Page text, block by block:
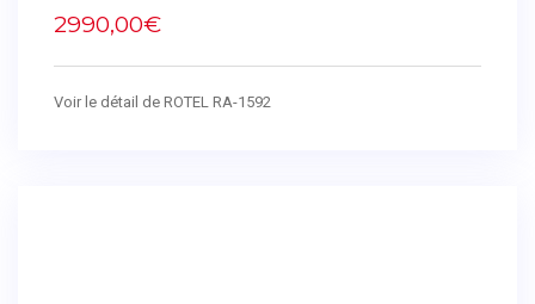
2990,00€
Voir le détail de ROTEL RA-1592